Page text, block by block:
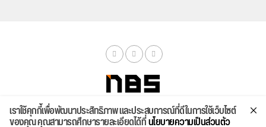
จัดสเปค ค้นหา บทความ รีวิวล่าสุด บทความยอดนิยม ติดต่อเรา
เราใช้คุกกี้เพื่อพัฒนาประสิทธิภาพ และประสบการณ์ที่ดีในการใช้เว็บไซต์
ของคุณ คุณสามารถศึกษารายละเอียดได้ที่นโยบายความเป็นส่วนตัว